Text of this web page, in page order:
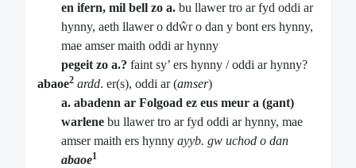
en ifern, mil bell zo a. bu llawer tro ar fyd oddi ar
hynny, aeth llawer o ddŵr o dan y bont ers hynny,
mae amser maith oddi ar hynny
pegeit zo a.? faint sy’ ers hynny / oddi ar hynny?
abaoe2 ardd. er(s), oddi ar (amser)
a. abadenn ar Folgoad ez eus meur a (gant)
warlene bu llawer tro ar fyd oddi ar hynny, mae
amser maith ers hynny ayyb. gw uchod o dan
abaoe1